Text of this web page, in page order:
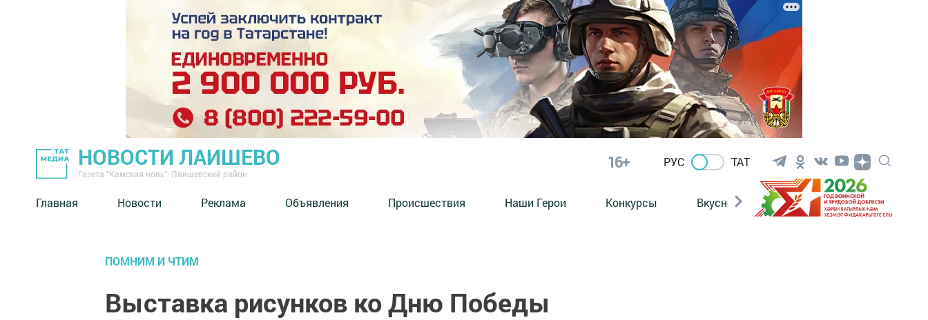
НОВОСТИ ЛАИШЕВО
Газета "Камская новь"- Лаишевский район
16+ РУС ТАТ
Главная Новости Реклама Объявления Происшествия Наши Герои Конкурсы Вкусности Фотогалерея
ПОМНИМ И ЧТИМ
Выставка рисунков ко Дню Победы